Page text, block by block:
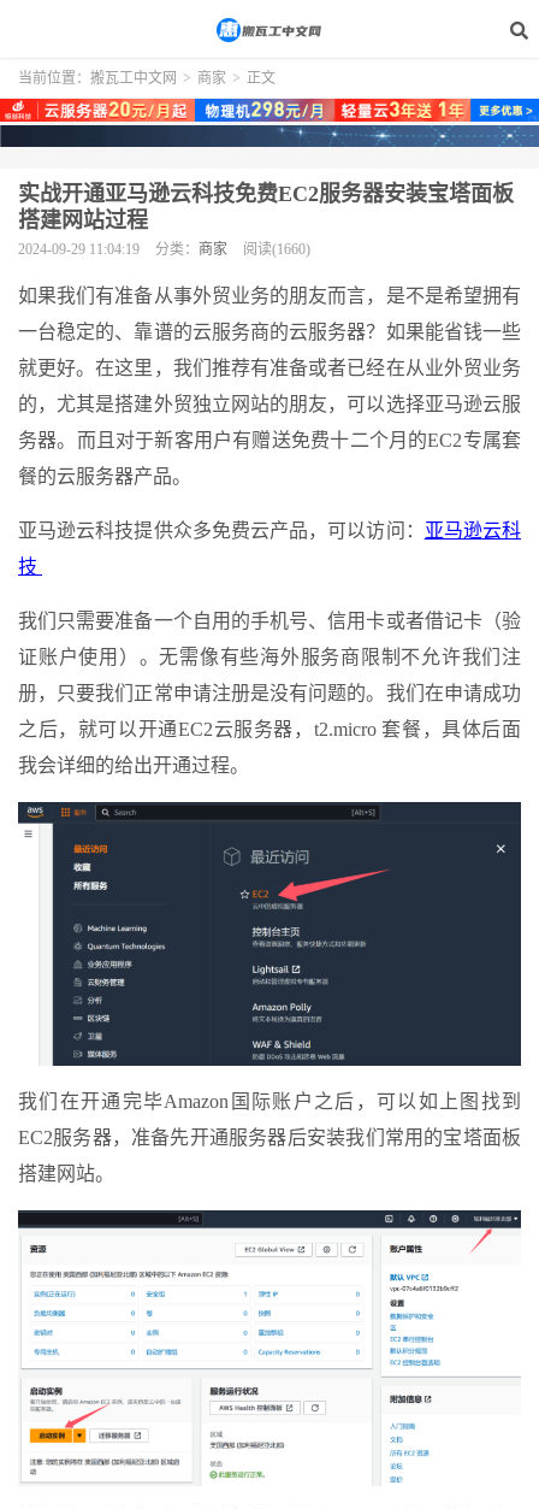
当前位置： 搬瓦工中文网 > 商家 > 正文
实战开通亚马逊云科技免费EC2服务器安装宝塔面板
搭建网站过程
2024-09-29 11:04:19 分类： 商家 阅读(1660)
如果我们有准备从事外贸业务的朋友而言，是不是希望拥有
一台稳定的、靠谱的云服务商的云服务器？如果能省钱一些
就更好。在这里，我们推荐有准备或者已经在从业外贸业务
的，尤其是搭建外贸独立网站的朋友，可以选择亚马逊云服
务器。而且对于新客用户有赠送免费十二个月的EC2专属套
餐的云服务器产品。
亚马逊云科技提供众多免费云产品，可以访问： 亚马逊云科
技
我们只需要准备一个自用的手机号、信用卡或者借记卡（验
证账户使用）。无需像有些海外服务商限制不允许我们注
册，只要我们正常申请注册是没有问题的。我们在申请成功
之后，就可以开通EC2云服务器，t2.micro 套餐，具体后面
我会详细的给出开通过程。
我们在开通完毕Amazon国际账户之后，可以如上图找到
EC2服务器，准备先开通服务器后安装我们常用的宝塔面板
搭建网站。